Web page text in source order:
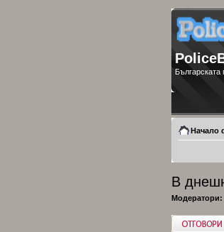
Българската
Начало
В
Модератори:
Добави отговор